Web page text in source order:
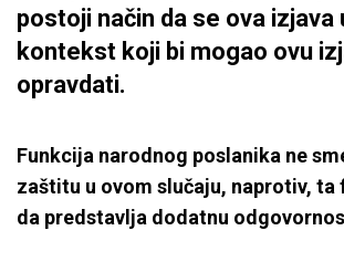
postoji način da se ova izjava
kontekst koji bi mogao ovu
opravdati.
Funkcija narodnog poslanika ne
zaštitu u ovom slučaju, naprotiv, ta
da predstavlja dodatnu